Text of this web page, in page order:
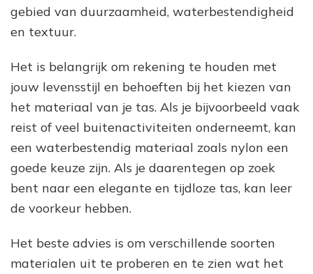
gebied van duurzaamheid, waterbestendigheid
en textuur.
Het is belangrijk om rekening te houden met
jouw levensstijl en behoeften bij het kiezen van
het materiaal van je tas. Als je bijvoorbeeld vaak
reist of veel buitenactiviteiten onderneemt, kan
een waterbestendig materiaal zoals nylon een
goede keuze zijn. Als je daarentegen op zoek
bent naar een elegante en tijdloze tas, kan leer
de voorkeur hebben.
Het beste advies is om verschillende soorten
materialen uit te proberen en te zien wat het